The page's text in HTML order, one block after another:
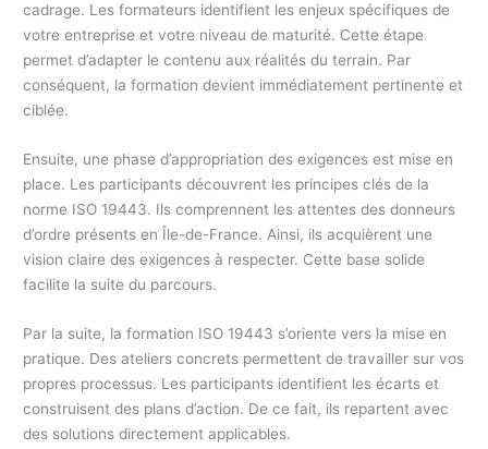
cadrage. Les formateurs identifient les enjeux spécifiques de
votre entreprise et votre niveau de maturité. Cette étape
permet d’adapter le contenu aux réalités du terrain. Par
conséquent, la formation devient immédiatement pertinente et
ciblée.
Ensuite, une phase d’appropriation des exigences est mise en
place. Les participants découvrent les principes clés de la
norme ISO 19443. Ils comprennent les attentes des donneurs
d’ordre présents en Île-de-France. Ainsi, ils acquièrent une
vision claire des exigences à respecter. Cette base solide
facilite la suite du parcours.
Par la suite, la formation ISO 19443 s’oriente vers la mise en
pratique. Des ateliers concrets permettent de travailler sur vos
propres processus. Les participants identifient les écarts et
construisent des plans d’action. De ce fait, ils repartent avec
des solutions directement applicables.